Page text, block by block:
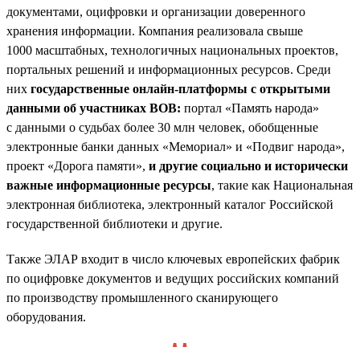
документами, оцифровки и организации доверенного
хранения информации. Компания реализовала свыше
1000 масштабных, технологичных национальных проектов,
портальных решений и информационных ресурсов. Среди
них государственные онлайн-платформы с открытыми
данными об участниках ВОВ: портал «Память народа»
с данными о судьбах более 30 млн человек, обобщенные
электронные банки данных «Мемориал» и «Подвиг народа»,
проект «Дорога памяти», и другие социально и исторически
важные информационные ресурсы, такие как Национальная
электронная библиотека, электронный каталог Российской
государственной библиотеки и другие.
Также ЭЛАР входит в число ключевых европейских фабрик
по оцифровке документов и ведущих российских компаний
по производству промышленного сканирующего
оборудования.